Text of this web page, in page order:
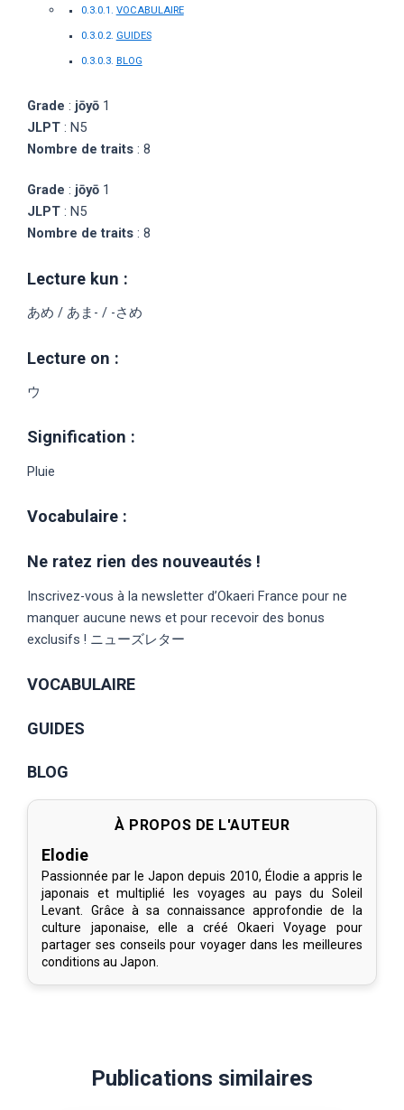
VOCABULAIRE
GUIDES
BLOG
Grade : jōyō 1
JLPT : N5
Nombre de traits : 8
Grade : jōyō 1
JLPT : N5
Nombre de traits : 8
Lecture kun :
あめ / あま- / -さめ
Lecture on :
ウ
Signification :
Pluie
Vocabulaire :
Ne ratez rien des nouveautés !
Inscrivez-vous à la newsletter d’Okaeri France pour ne
manquer aucune news et pour recevoir des bonus
exclusifs ! ニューズレター
VOCABULAIRE
GUIDES
BLOG
À PROPOS DE L'AUTEUR
Elodie
Passionnée par le Japon depuis 2010, Élodie a appris le
japonais et multiplié les voyages au pays du Soleil
Levant. Grâce à sa connaissance approfondie de la
culture japonaise, elle a créé Okaeri Voyage pour
partager ses conseils pour voyager dans les meilleures
conditions au Japon.
Publications similaires